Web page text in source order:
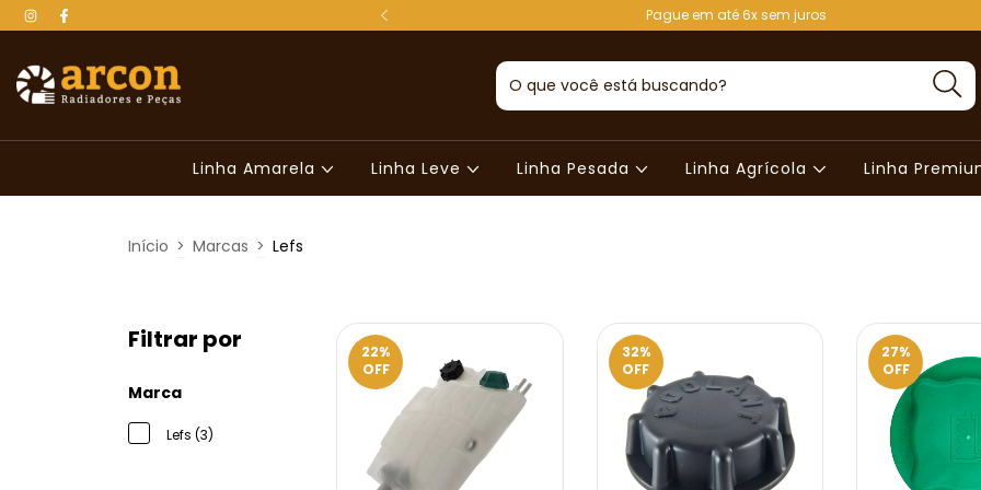
para todo o Brasil Pague em até 6x sem juros
Linha Amarela Linha Leve Linha Pesada Linha Agrícola Linha
Início > Marcas > Lefs
Filtrar por
Marca
Lefs (3)
22%
OFF
32%
OFF
27%
OFF